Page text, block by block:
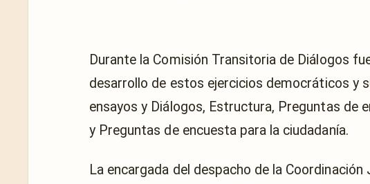
Durante la Comisión Transitoria de Diálogos
desarrollo de estos ejercicios democráticos y
ensayos y Diálogos, Estructura, Preguntas de
y Preguntas de encuesta para la ciudadanía.
La encargada del despacho de la Coordinación